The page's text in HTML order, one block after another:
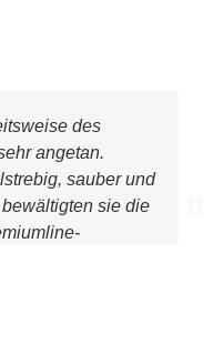
des
angetan.
sauber und
sie die